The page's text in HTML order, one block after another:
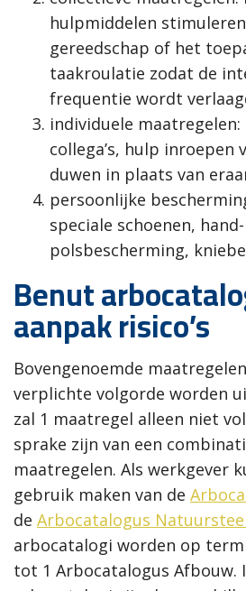
hulpmiddelen
gereedschap of het
taakroulatie zodat de
frequentie wordt
individuele
collega’s, hulp inroepen
duwen in plaats van
persoonlijke
speciale schoenen,
polsbescherming,
Benut
aanpak risico’s
Bovengenoemde
verplichte volgorde worden
zal 1 maatregel alleen niet
sprake zijn van een
maatregelen. Als werkgever
gebruik maken van de
de Arbocatalogus
arbocatalogi worden op
tot 1 Arbocatalogus Afbouw.